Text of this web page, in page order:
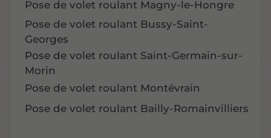
Pose de volet roulant Magny-le-Hongre
Pose de volet roulant Bussy-Saint-
Georges
Pose de volet roulant Saint-Germain-sur-
Morin
Pose de volet roulant Montévrain
Pose de volet roulant Bailly-Romainvilliers